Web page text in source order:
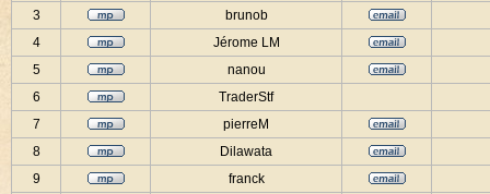
3
brunob
4
Jérome LM
5
nanou
6
TraderStf
7
pierreM
8
Dilawata
9
franck